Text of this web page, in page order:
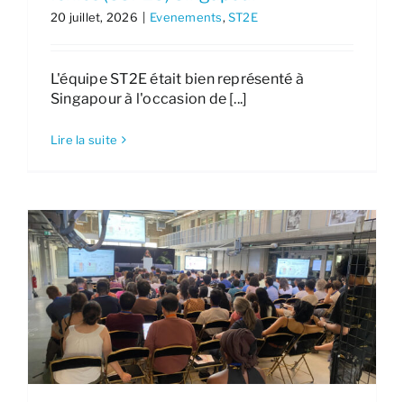
20 juillet, 2026 Evenements, ST2E
L'équipe ST2E était bien représenté à
Singapour à l'occasion de [...]
Lire la suite